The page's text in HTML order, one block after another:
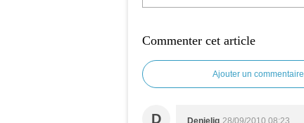
Commenter cet article
Ajouter un commentaire
D Denielig 28/09/2010 08:23